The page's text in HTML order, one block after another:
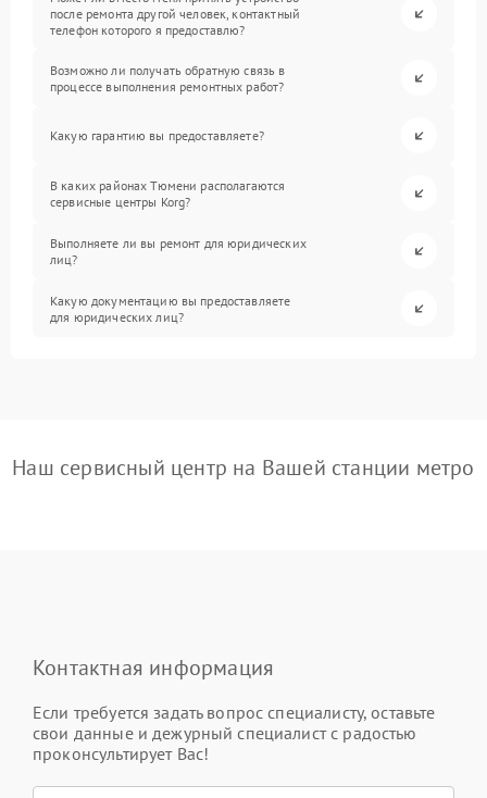
после ремонта другой человек, контактный
телефон которого я предоставлю?
Возможно ли получать обратную связь в
процессе выполнения ремонтных работ?
Какую гарантию вы предоставляете?
В каких районах Тюмени располагаются
сервисные центры Korg?
Выполняете ли вы ремонт для юридических
лиц?
Какую документацию вы предоставляете
для юридических лиц?
Наш сервисный центр на Вашей станции метро
Контактная информация
Если требуется задать вопрос специалисту, оставьте
свои данные и дежурный специалист с радостью
проконсультирует Вас!